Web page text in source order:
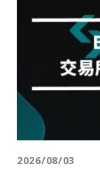
2026/08/03